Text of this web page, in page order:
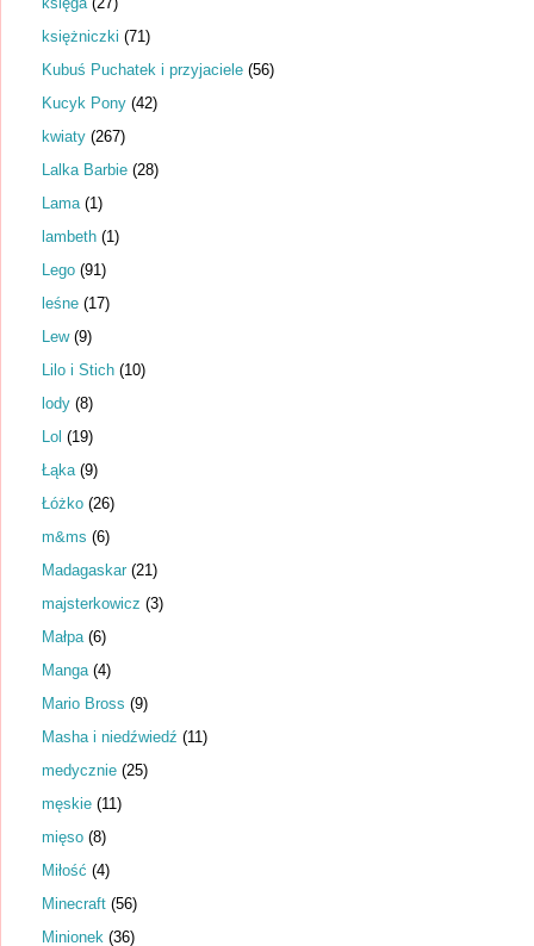
księżniczki (71)
Kubuś Puchatek i przyjaciele (56)
Kucyk Pony (42)
kwiaty (267)
Lalka Barbie (28)
Lama (1)
lambeth (1)
Lego (91)
leśne (17)
Lew (9)
Lilo i Stich (10)
lody (8)
Lol (19)
Łąka (9)
Łóżko (26)
m&ms (6)
Madagaskar (21)
majsterkowicz (3)
Małpa (6)
Manga (4)
Mario Bross (9)
Masha i niedźwiedź (11)
medycznie (25)
męskie (11)
mięso (8)
Miłość (4)
Minecraft (56)
Minionek (36)